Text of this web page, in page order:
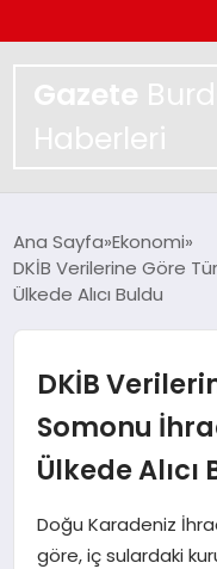
Gazete
Haberleri
SPOR
EKONOMI
TEKNOLOJI
Ana Sayfa Ekonomi
DKİB Verilerine Göre
Ülkede Alıcı Buldu
DKİB
Somonu
Ülkede Alıcı
Doğu Karadeniz
göre, iç sulardaki